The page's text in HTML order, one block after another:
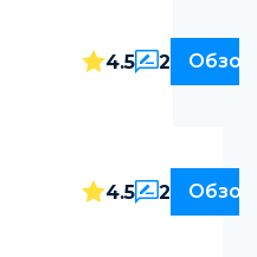
4.5 2 Обзор
4.5 2 Обзор